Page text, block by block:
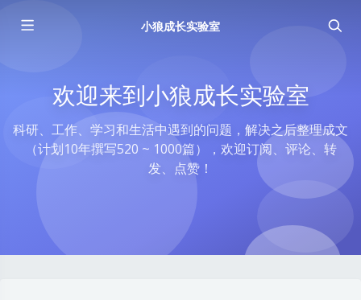
小狼成长实验室
欢迎来到小狼成长实验室
科研、工作、学习和生活中遇到的问题，解决之后整理成文
（计划10年撰写520 ~ 1000篇），欢迎订阅、评论、转
发、点赞！